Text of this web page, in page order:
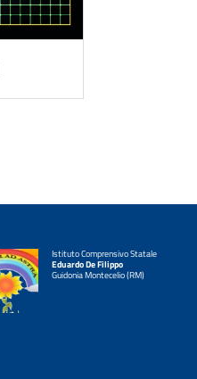
Istituto Comprensivo Statale
Eduardo De Filippo
Guidonia Montecelio (RM)